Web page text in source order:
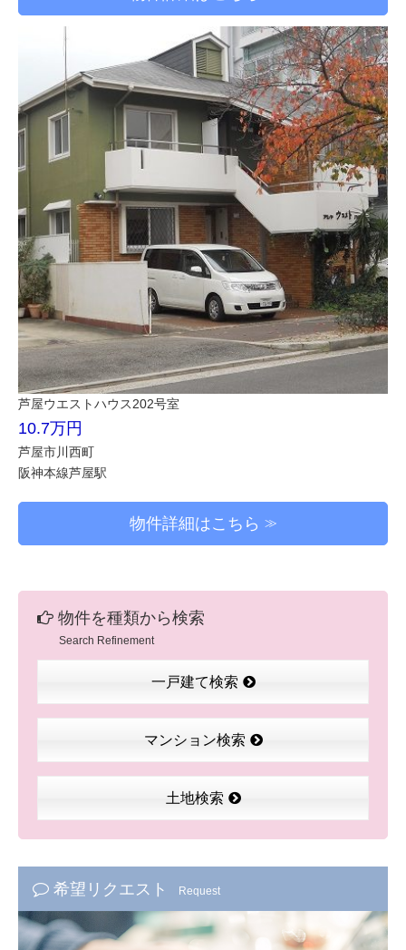
芦屋ウエストハウス202号室
10.7万円
芦屋市川西町
阪神本線芦屋駅
物件詳細はこちら
物件を種類から検索
Search Refinement
一戸建て検索
マンション検索
土地検索
希望リクエスト Request